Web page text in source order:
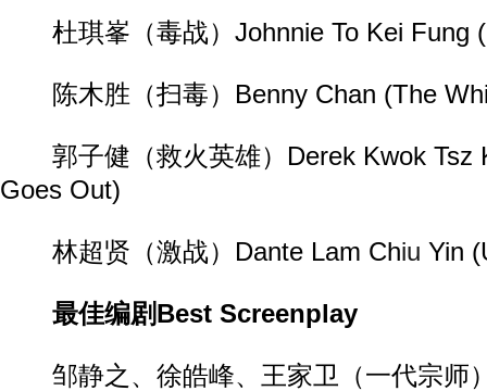
杜琪峯（毒战）Johnnie To Kei Fung
陈木胜（扫毒）Benny Chan (The
郭子健（救火英雄）Derek Kwok Tsz
Goes Out)
林超贤（激战）Dante Lam Chiu Yin
最佳编剧Best Screenplay
邹静之、徐皓峰、王家卫（一代宗师